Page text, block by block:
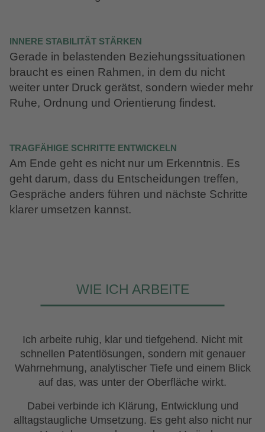
INNERE STABILITÄT STÄRKEN
Gerade in belastenden Beziehungssituationen
braucht es einen Rahmen, in dem du nicht
weiter unter Druck gerätst, sondern wieder mehr
Ruhe, Ordnung und Orientierung findest.
TRAGFÄHIGE SCHRITTE ENTWICKELN
Am Ende geht es nicht nur um Erkenntnis. Es
geht darum, dass du Entscheidungen treffen,
Gespräche anders führen und nächste Schritte
klarer umsetzen kannst.
WIE ICH ARBEITE
Ich arbeite ruhig, klar und tiefgehend. Nicht mit
schnellen Patentlösungen, sondern mit genauer
Wahrnehmung, analytischer Tiefe und einem Blick
auf das, was unter der Oberfläche wirkt.
Dabei verbinde ich Klärung, Entwicklung und
alltagstaugliche Umsetzung. Es geht also nicht nur